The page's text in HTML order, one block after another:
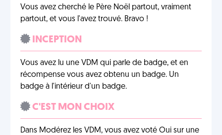
Vous avez cherché le Père Noël partout, vraiment
partout, et vous l'avez trouvé. Bravo !
INCEPTION
Vous avez lu une VDM qui parle de badge, et en
récompense vous avez obtenu un badge. Un
badge à l'intérieur d'un badge.
C'EST MON CHOIX
Dans Modérez les VDM, vous avez voté Oui sur une